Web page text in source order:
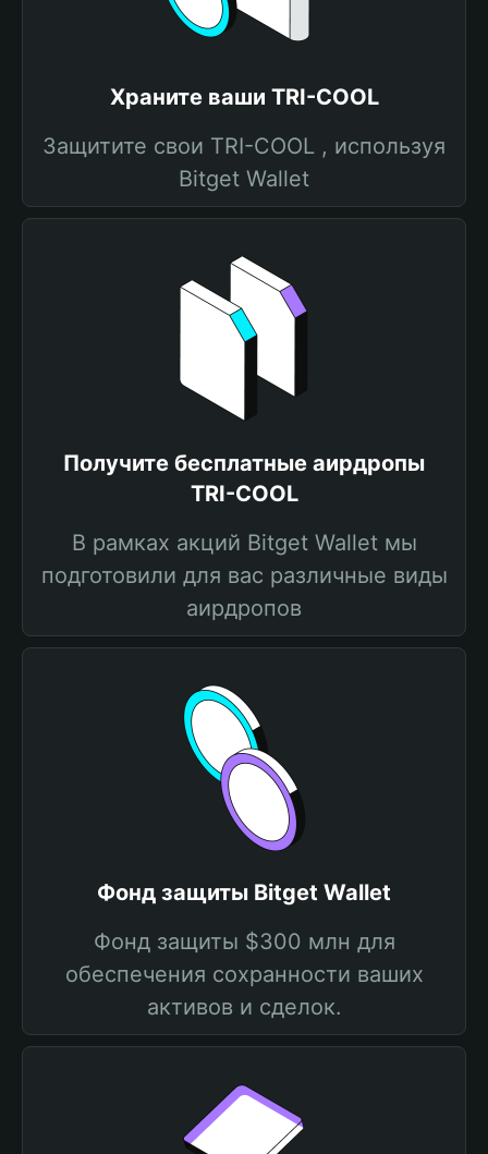
Храните ваши TRI-COOL
Защитите свои TRI-COOL , используя
Bitget Wallet
Получите бесплатные аирдропы
TRI-COOL
В рамках акций Bitget Wallet мы
подготовили для вас различные виды
аирдропов
Фонд защиты Bitget Wallet
Фонд защиты $300 млн для
обеспечения сохранности ваших
активов и сделок.